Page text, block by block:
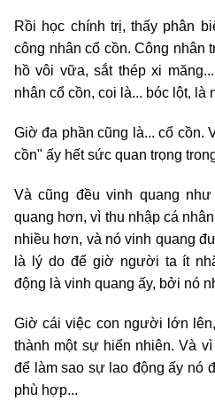
Rồi học chính trị, thấy phân
công nhân cổ cồn. Công nhân
hồ vôi vữa, sắt thép xi
nhân cổ cồn, coi là... bóc lột, là
Giờ đa phần cũng là... cổ cồn.
cồn" ấy hết sức quan trọng
Và cũng đều vinh quang
quang hơn, vì thu nhập cá
nhiều hơn, và nó vinh quang
là lý do để giờ người ta ít
động là vinh quang ấy, bởi nó
Giờ cái việc con người lớn
thành một sự hiển nhiên. Và
để làm sao sự lao động ấy nó
phù hợp...